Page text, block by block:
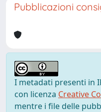
Pubblicazioni
I metadati presenti in
con licenza Creative
mentre i file delle